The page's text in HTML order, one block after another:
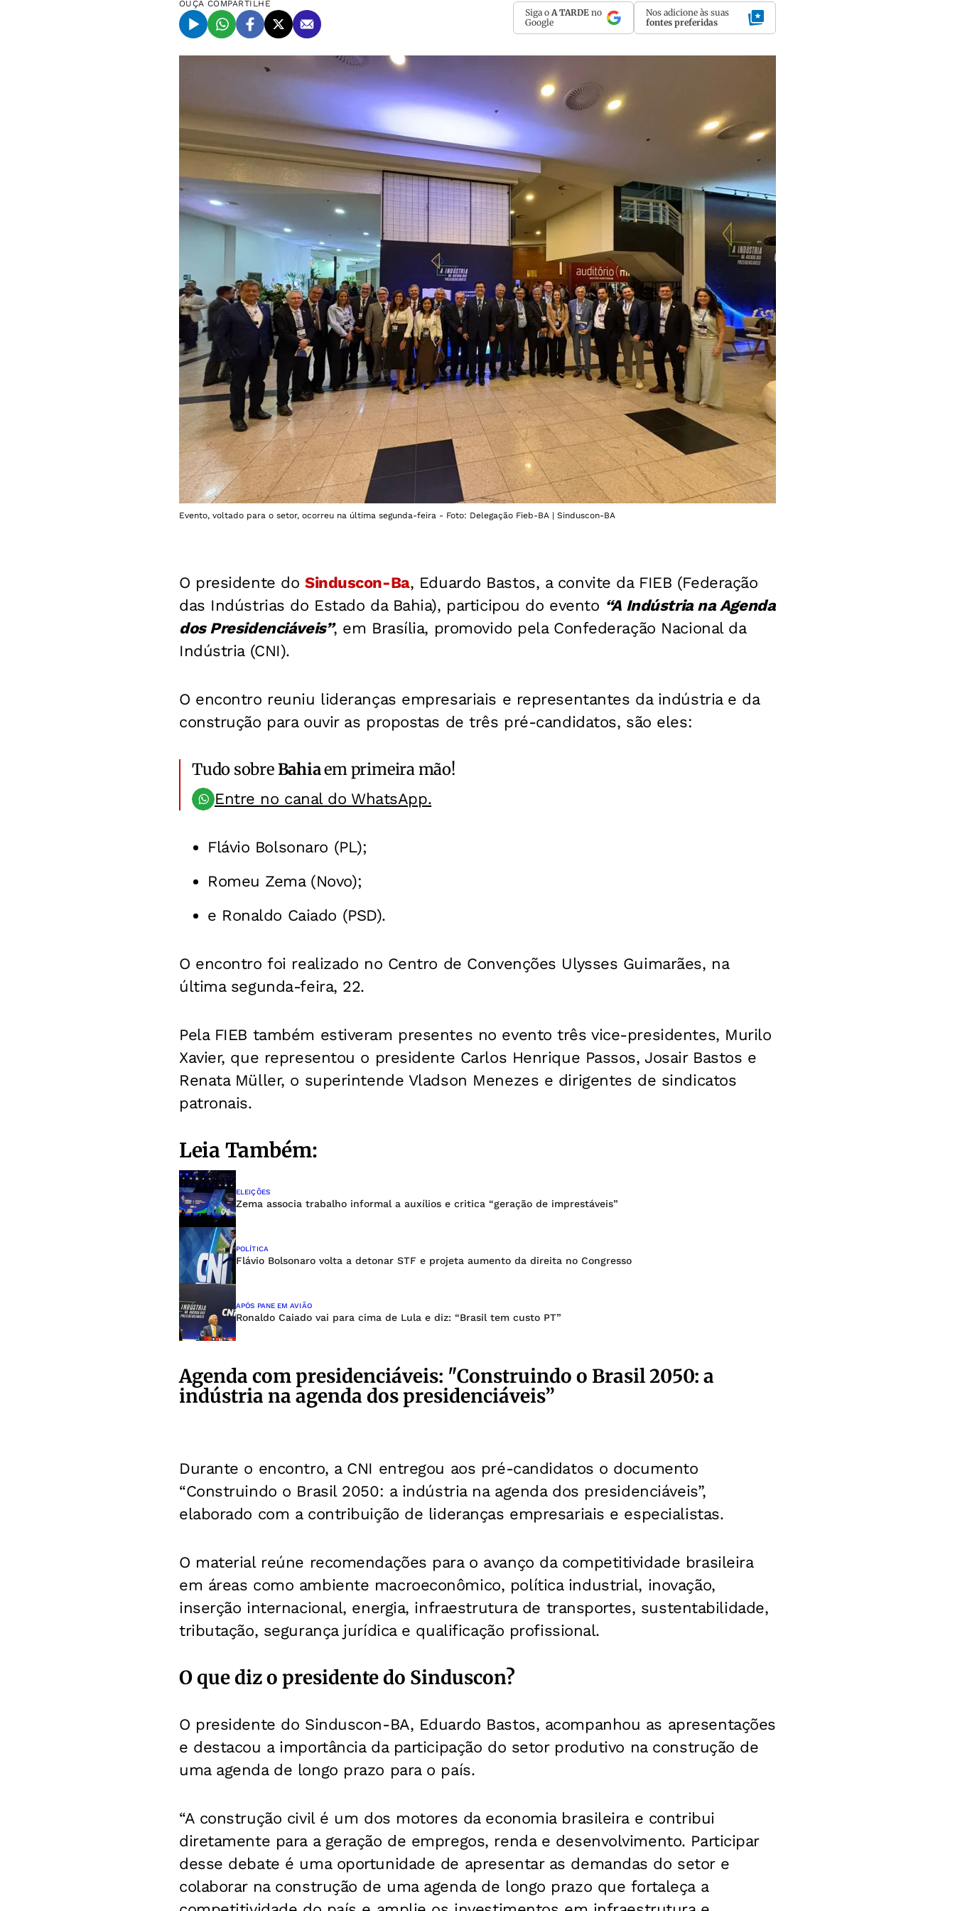
OUÇA COMPARTILHE
Siga o A TARDE no
Google
Nos adicione às suas
fontes preferidas
Evento, voltado para o setor, ocorreu na última segunda-feira - Foto: Delegação Fieb-BA | Sinduscon-BA
O presidente do Sinduscon-Ba, Eduardo Bastos, a convite da FIEB (Federação
das Indústrias do Estado da Bahia), participou do evento “A Indústria na Agenda
dos Presidenciáveis”, em Brasília, promovido pela Confederação Nacional da
Indústria (CNI).
O encontro reuniu lideranças empresariais e representantes da indústria e da
construção para ouvir as propostas de três pré-candidatos, são eles:
Tudo sobreBahiaem primeira mão!
Entre no canal do WhatsApp.
Flávio Bolsonaro (PL);
Romeu Zema(Novo);
e Ronaldo Caiado (PSD).
O encontro foi realizado no Centro de Convenções Ulysses Guimarães, na
última segunda-feira, 22.
Pela FIEB também estiveram presentes no evento três vice-presidentes, Murilo
Xavier, que representou o presidente Carlos Henrique Passos, Josair Bastos e
Renata Müller, o superintende Vladson Menezes e dirigentes de sindicatos
patronais.
Leia Também:
ELEIÇÕES
Zema associa trabalho informal a auxílios e critica “geração de imprestáveis”
POLÍTICA
Flávio Bolsonaro volta a detonar STF e projeta aumento da direita no Congresso
APÓS PANE EM AVIÃO
Ronaldo Caiado vai para cima de Lula e diz: “Brasil tem custo PT”
Agenda com presidenciáveis: "Construindo o Brasil 2050: a
indústria na agenda dos presidenciáveis”
Durante o encontro, a CNI entregou aos pré-candidatos o documento
“Construindo o Brasil 2050: a indústria na agenda dos presidenciáveis”,
elaborado com a contribuição de lideranças empresariais e especialistas.
O material reúne recomendações para o avanço da competitividade brasileira
em áreas como ambiente macroeconômico, política industrial, inovação,
inserção internacional, energia, infraestrutura de transportes, sustentabilidade,
tributação, segurança jurídica e qualificação profissional.
O que diz o presidente do Sinduscon?
O presidente do Sinduscon-BA, Eduardo Bastos, acompanhou as apresentações
e destacou a importância da participação do setor produtivo na construção de
uma agenda de longo prazo para o país.
“A construção civil é um dos motores da economia brasileira e contribui
diretamente para a geração de empregos, renda e desenvolvimento. Participar
desse debate é uma oportunidade de apresentar as demandas do setor e
colaborar na construção de uma agenda de longo prazo que fortaleça a